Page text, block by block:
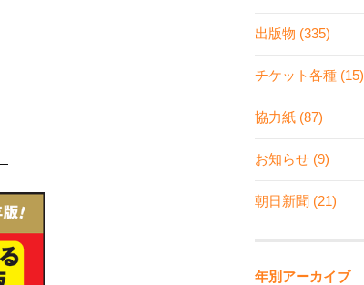
出版物 (335)
チケット各種 (15)
協力紙 (87)
お知らせ (9)
朝日新聞 (21)
年別アーカイブ